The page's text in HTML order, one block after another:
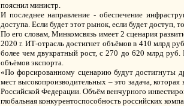
пояснил министр.
И последнее направление - обеспечение
доступа. Если будет этот рынок, если будет доступ,
По его словам, Минкомсвязь имеет 2 сценария
2020 г. ИТ-отрасль достигнет объёмов в 410 млрд
более чем двукратный рост, с 270 до 620 млрд руб.
объёмов экспорта.
«По форсированному сценарию будут достигнуты
мест высокопроизводительных – это задача,
Российской Федерации. Объём венчурного
глобальная конкурентоспособность российских